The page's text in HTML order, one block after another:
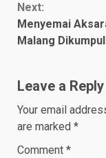
Next:
Menyemai
Malang
Leave a Reply
Your email
are marked *
Comment *